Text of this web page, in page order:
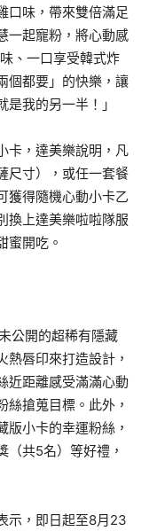
口味，帶來雙倍滿足
一起寵粉，將心動感
、一口享受韓式炸
個都要」的快樂，讓
我的另一半！」
卡，達美樂說明，凡
尺寸），或任一套餐
獲得隨機心動小卡乙
換上達美樂啦啦隊服
蜜開吃。
公開的超稀有隱藏
熱唇印來打造設計，
近距離感受滿滿心動
絲搶蒐目標。此外，
小卡的幸運粉絲，
（共5名）等好禮，
示，即日起至8月23